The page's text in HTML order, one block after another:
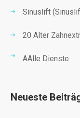
Sinuslift
20 Alter
AAlle Dienste
Neueste